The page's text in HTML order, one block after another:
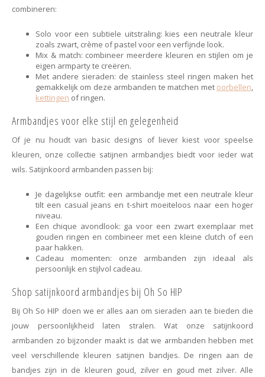
combineren:
Solo voor een subtiele uitstraling: kies een neutrale kleur
zoals zwart, crème of pastel voor een verfijnde look.
Mix & match: combineer meerdere kleuren en stijlen om je
eigen armparty te creëren.
Met andere sieraden: de stainless steel ringen maken het
gemakkelijk om deze armbanden te matchen met oorbellen
kettingen of ringen.
Armbandjes voor elke stijl en gelegenheid
Of je nu houdt van basic designs of liever kiest voor speelse
kleuren, onze collectie satijnen armbandjes biedt voor ieder wat
wils. Satijnkoord armbanden passen bij:
Je dagelijkse outfit: een armbandje met een neutrale kleur
tilt een casual jeans en t-shirt moeiteloos naar een hoger
niveau.
Een chique avondlook: ga voor een zwart exemplaar met
gouden ringen en combineer met een kleine clutch of een
paar hakken.
Cadeau momenten: onze armbanden zijn ideaal als
persoonlijk en stijlvol cadeau.
Shop satijnkoord armbandjes bij Oh So HIP
Bij Oh So HIP doen we er alles aan om sieraden aan te bieden die
jouw persoonlijkheid laten stralen. Wat onze satijnkoord
armbanden zo bijzonder maakt is dat we armbanden hebben met
veel verschillende kleuren satijnen bandjes. De ringen aan de
bandjes zijn in de kleuren goud, zilver en goud met zilver. Alle